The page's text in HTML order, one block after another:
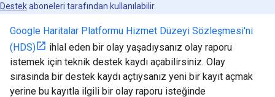
Destekaboneleri tarafından kullanılabilir.
Google Haritalar Platformu Hizmet Düzeyi Sözleşmesi'ni
(HDS)
ihlal eden bir olay yaşadıysanız olay raporu
istemek için teknik destek kaydı açabilirsiniz. Olay
sırasında bir destek kaydı açtıysanız yeni bir kayıt açmak
yerine bu kayıtla ilgili bir olay raporu isteğinde